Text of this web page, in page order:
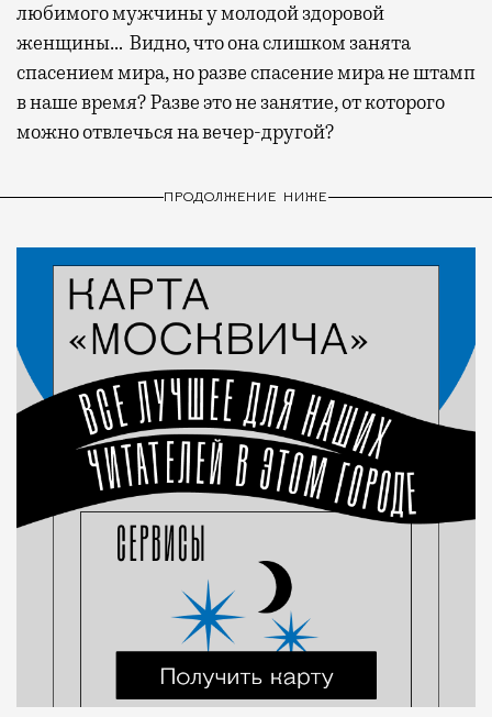
любимого мужчины у молодой здоровой
женщины… Видно, что она слишком занята
спасением мира, но разве спасение мира не штамп
в наше время? Разве это не занятие, от которого
можно отвлечься на вечер-другой?
ПРОДОЛЖЕНИЕ НИЖЕ